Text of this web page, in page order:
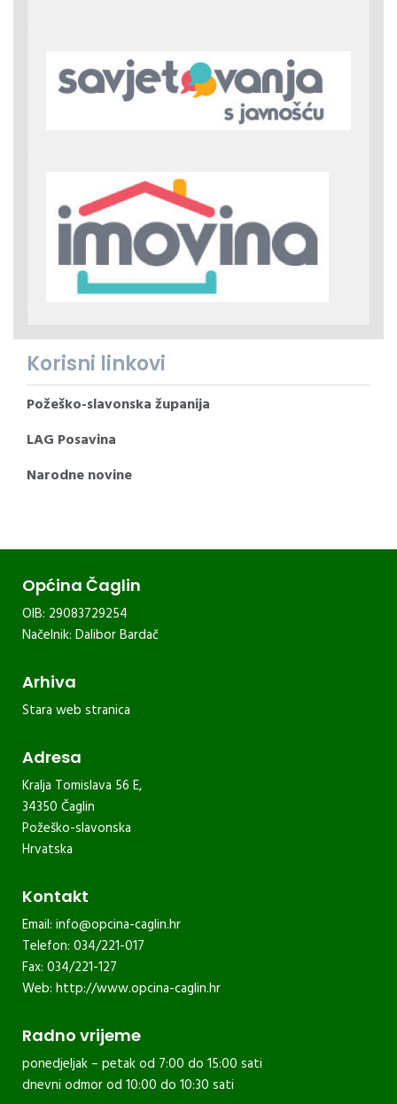
Korisni linkovi
Požeško-slavonska županija
LAG Posavina
Narodne novine
Općina Čaglin
OIB: 29083729254
Načelnik: Dalibor Bardač
Arhiva
Stara web stranica
Adresa
Kralja Tomislava 56 E,
34350 Čaglin
Požeško-slavonska
Hrvatska
Kontakt
Email: info@opcina-caglin.hr
Telefon: 034/221-017
Fax: 034/221-127
Web: http://www.opcina-caglin.hr
Radno vrijeme
ponedjeljak – petak od 7:00 do 15:00 sati
dnevni odmor od 10:00 do 10:30 sati